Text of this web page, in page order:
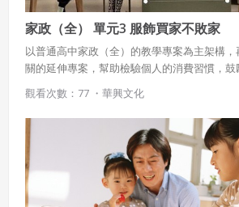
家政（全） 單元3 服飾買家不敗家
以普通高中家政（全）的教學專案為主架構
關的延伸專案，幫助檢驗個人的消費習慣，
立正確的服飾消費觀。
觀看次數：77 ・ 華興文化